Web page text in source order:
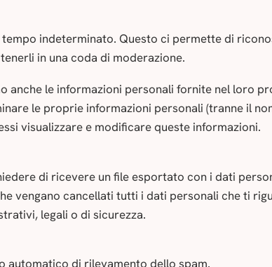
indeterminato. Questo ci permette di
in una coda di moderazione.
anche le informazioni personali fornite nel loro
le proprie informazioni personali (tranne il
visualizzare e modificare queste informazioni.
di ricevere un file esportato con i dati
vengano cancellati tutti i dati personali che ti
legali o di sicurezza.
automatico di rilevamento dello spam.